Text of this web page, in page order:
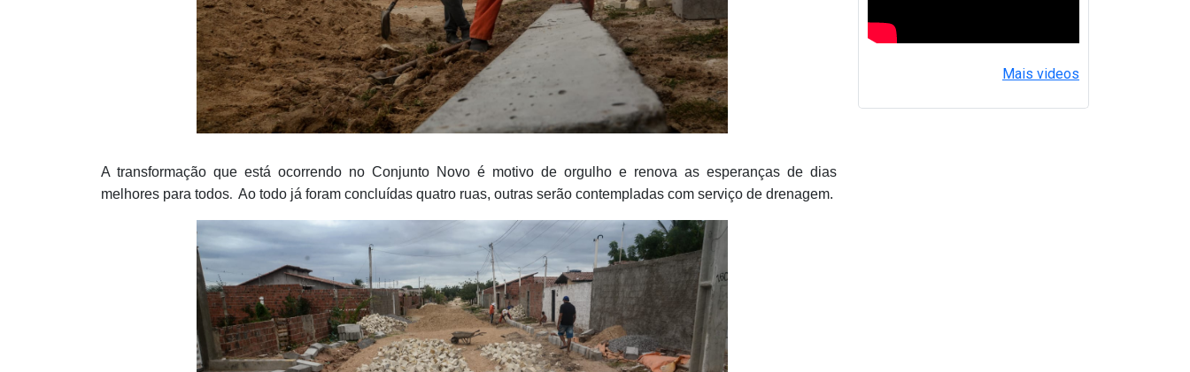
A transformação que está ocorrendo no Conjunto Novo é motivo de orgulho e renova as esperanças de dias
melhores para todos. Ao todo já foram concluídas quatro ruas, outras serão contempladas com serviço de drenagem.
Mais videos